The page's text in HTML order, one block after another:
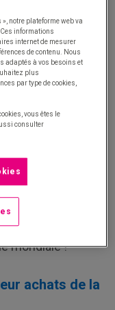
directeur
Faustin-
achat a son
ans, il œuvre
les
il collabore avec
des
mondiale !
achats de la
notre plateforme web va
informations
internet de mesurer
de contenu. Nous
adaptés à vos besoins et
plus
par type de cookies,
vous êtes le
consulter